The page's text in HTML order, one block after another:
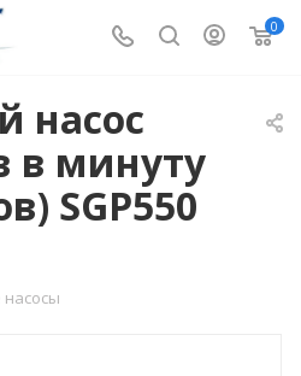
0
насос
в минуту
SGP550